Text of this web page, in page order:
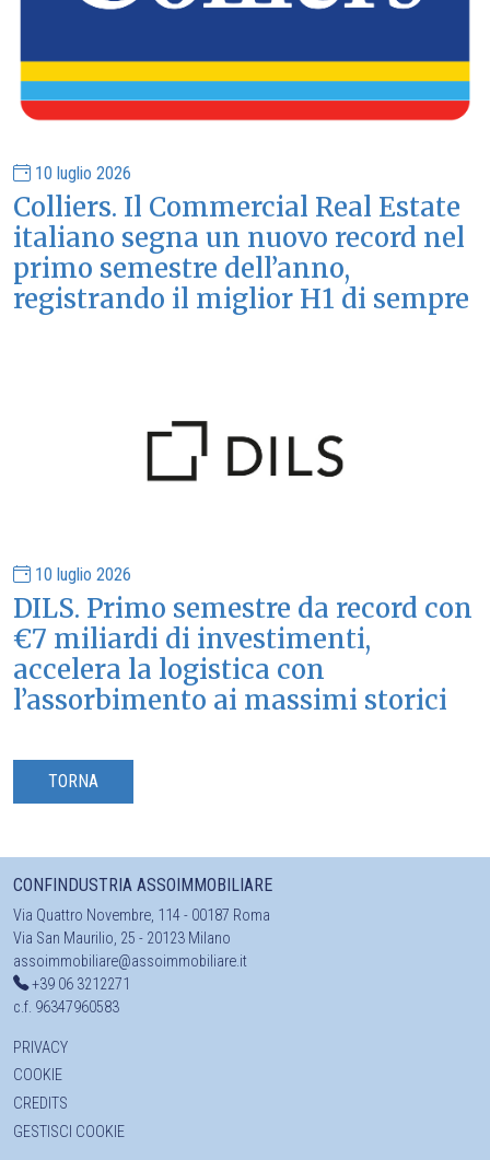
10 luglio 2026
Colliers. Il Commercial Real Estate
italiano segna un nuovo record nel
primo semestre dell’anno,
registrando il miglior H1 di sempre
10 luglio 2026
DILS. Primo semestre da record con
€7 miliardi di investimenti,
accelera la logistica con
l’assorbimento ai massimi storici
TORNA
CONFINDUSTRIA ASSOIMMOBILIARE
Via Quattro Novembre, 114 - 00187 Roma
Via San Maurilio, 25 - 20123 Milano
assoimmobiliare@assoimmobiliare.it
+39 06 3212271
c.f. 96347960583
PRIVACY
COOKIE
CREDITS
GESTISCI COOKIE